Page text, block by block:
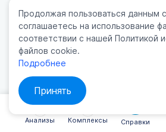
Анализы Комплексы Справки
Продолжая пользоваться данным
соглашаетесь на использование
соответствии с нашей Политикой
файлов cookie.
Подробнее
Принять